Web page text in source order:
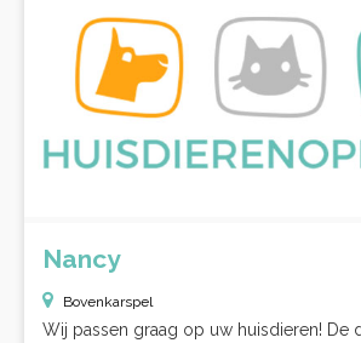
Nancy
Bovenkarspel
Wij passen graag op uw huisdieren! De